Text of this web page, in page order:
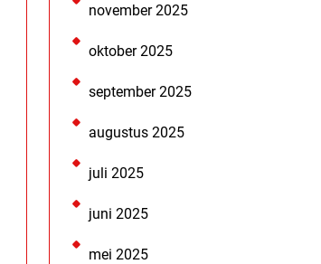
november 2025
oktober 2025
september 2025
augustus 2025
juli 2025
juni 2025
mei 2025